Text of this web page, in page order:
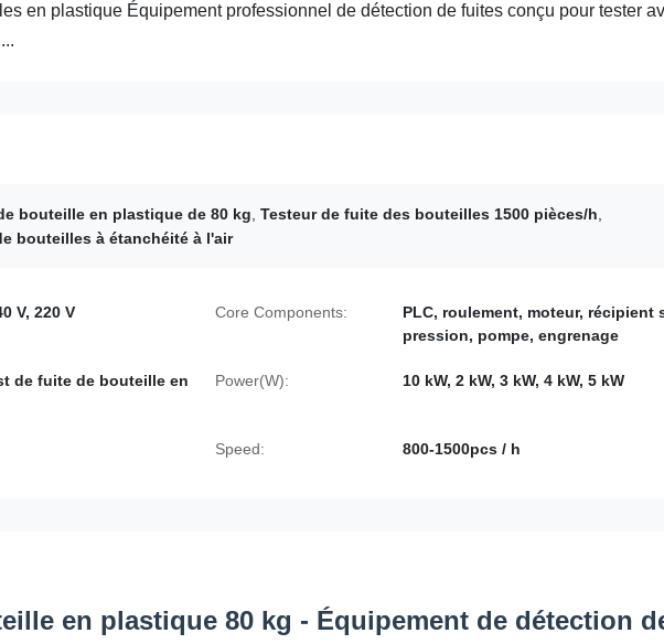
en plastique Équipement professionnel de détection de fuites conçu pour tester
bouteille en plastique de 80 kg, Testeur de fuite des bouteilles 1500 pièces/h,
bouteilles à étanchéité à l'air
V, 220 V Core Components:
PLC, roulement, moteur, récipient
pression, pompe, engrenage
de fuite de bouteille en
Power(W): 10 kW, 2 kW, 3 kW, 4 kW, 5 kW
Speed: 800-1500pcs / h
en plastique 80 kg - Équipement de détection